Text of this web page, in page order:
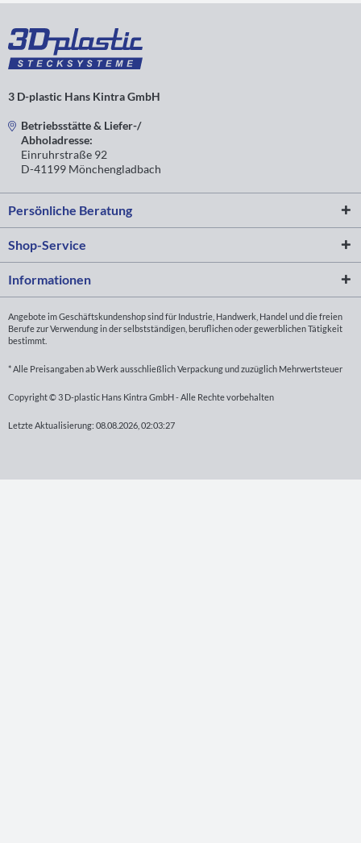
3 D-plastic Hans Kintra GmbH
Betriebsstätte & Liefer-/
Abholadresse:
Einruhrstraße 92
D-41199 Mönchengladbach
Persönliche Beratung
Shop-Service
Informationen
Angebote im Geschäftskundenshop sind für Industrie, Handwerk, Handel und die freien
Berufe zur Verwendung in der selbstständigen, beruflichen oder gewerblichen Tätigkeit
bestimmt.
* Alle Preisangaben ab Werk ausschließlich Verpackung und zuzüglich Mehrwertsteuer
Copyright © 3 D-plastic Hans Kintra GmbH - Alle Rechte vorbehalten
Letzte Aktualisierung: 08.08.2026, 02:03:27